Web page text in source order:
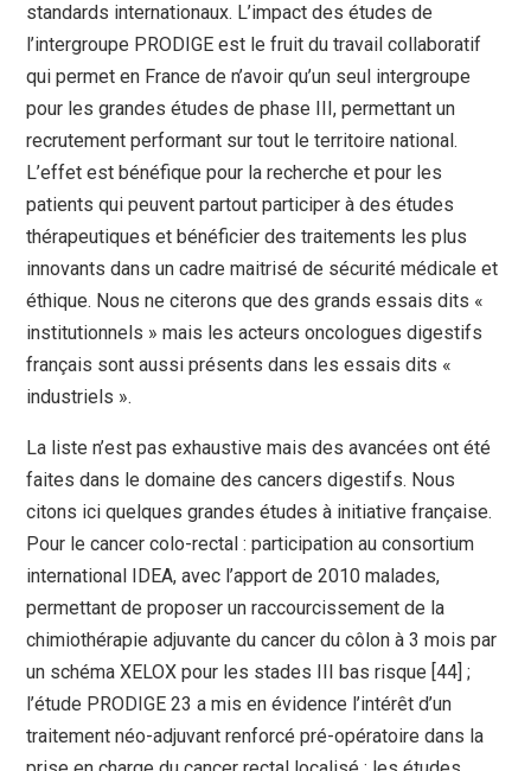
standards internationaux. L’impact des études de
l’intergroupe PRODIGE est le fruit du travail collaboratif
qui permet en France de n’avoir qu’un seul intergroupe
pour les grandes études de phase III, permettant un
recrutement performant sur tout le territoire national.
L’effet est bénéfique pour la recherche et pour les
patients qui peuvent partout participer à des études
thérapeutiques et bénéficier des traitements les plus
innovants dans un cadre maitrisé de sécurité médicale et
éthique. Nous ne citerons que des grands essais dits «
institutionnels » mais les acteurs oncologues digestifs
français sont aussi présents dans les essais dits «
industriels ».
La liste n’est pas exhaustive mais des avancées ont été
faites dans le domaine des cancers digestifs. Nous
citons ici quelques grandes études à initiative française.
Pour le cancer colo-rectal : participation au consortium
international IDEA, avec l’apport de 2010 malades,
permettant de proposer un raccourcissement de la
chimiothérapie adjuvante du cancer du côlon à 3 mois par
un schéma XELOX pour les stades III bas risque [44] ;
l’étude PRODIGE 23 a mis en évidence l’intérêt d’un
traitement néo-adjuvant renforcé pré-opératoire dans la